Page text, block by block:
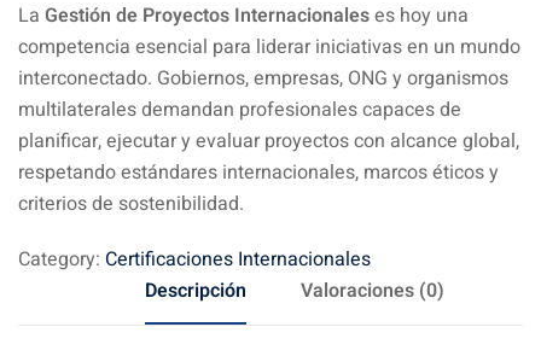
La Gestión de Proyectos Internacionaleses hoy una
competencia esencial para liderar iniciativas en un mundo
interconectado. Gobiernos, empresas, ONG y organismos
multilaterales demandan profesionales capaces de
planificar, ejecutar y evaluar proyectos con alcance global,
respetando estándares internacionales, marcos éticos y
criterios de sostenibilidad.
Category: Certificaciones Internacionales
Descripción
Valoraciones (0)